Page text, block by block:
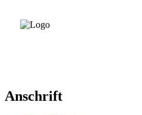
Anschrift